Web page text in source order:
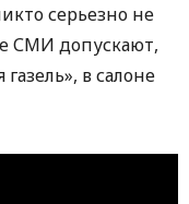
серьезно не
СМИ допускают,
в салоне